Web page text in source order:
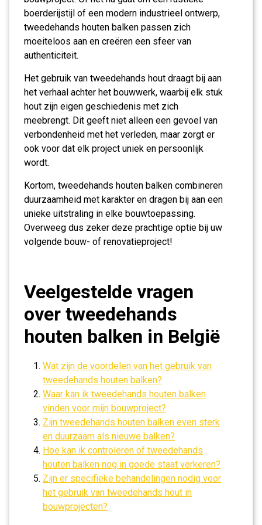
boerderijstijl of een modern industrieel ontwerp,
tweedehands houten balken passen zich
moeiteloos aan en creëren een sfeer van
authenticiteit.
Het gebruik van tweedehands hout draagt bij aan
het verhaal achter het bouwwerk, waarbij elk stuk
hout zijn eigen geschiedenis met zich
meebrengt. Dit geeft niet alleen een gevoel van
verbondenheid met het verleden, maar zorgt er
ook voor dat elk project uniek en persoonlijk
wordt.
Kortom, tweedehands houten balken combineren
duurzaamheid met karakter en dragen bij aan een
unieke uitstraling in elke bouwtoepassing.
Overweeg dus zeker deze prachtige optie bij uw
volgende bouw- of renovatieproject!
Veelgestelde vragen
over tweedehands
houten balken in België
Wat zijn de voordelen van het gebruik van
tweedehands houten balken?
Waar kan ik tweedehands houten balken
vinden voor mijn bouwproject?
Zijn tweedehands houten balken even sterk
en duurzaam als nieuwe balken?
Hoe kan ik controleren of tweedehands
houten balken nog in goede staat verkeren?
Zijn er specifieke behandelingen nodig voor
het gebruik van tweedehands hout in
bouwprojecten?